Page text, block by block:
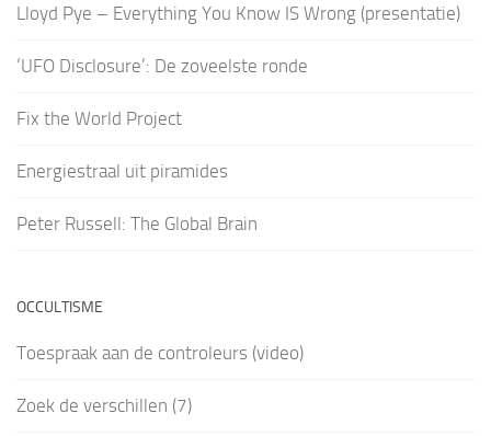
Lloyd Pye – Everything You Know IS Wrong (presentatie)
‘UFO Disclosure’: De zoveelste ronde
Fix the World Project
Energiestraal uit piramides
Peter Russell: The Global Brain
OCCULTISME
Toespraak aan de controleurs (video)
Zoek de verschillen (7)